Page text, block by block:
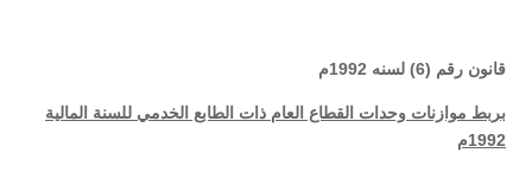
قانون رقم (6) لسنه 1992م
بربط موازنات وحدات القطاع العام ذات الطابع الخدمي للسنة المالية
1992م